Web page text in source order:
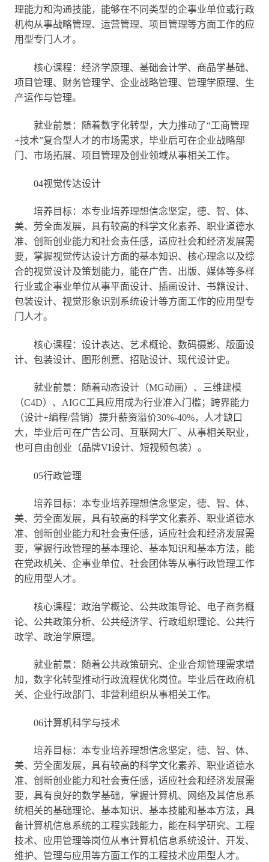
理能力和沟通技能，能够在不同类型的企事业单位或行政
机构从事战略管理、运营管理、项目管理等方面工作的应
用型专门人才。
核心课程：经济学原理、基础会计学、商品学基础、
项目管理、财务管理学、企业战略管理、管理学原理、生
产运作与管理。
就业前景：随着数字化转型，大力推动了“工商管理
+技术”复合型人才的市场需求，毕业后可在企业战略部
门、市场拓展、项目管理及创业领域从事相关工作。
04视觉传达设计
培养目标：本专业培养理想信念坚定，德、智、体、
美、劳全面发展，具有较高的科学文化素养、职业道德水
准、创新创业能力和社会责任感，适应社会和经济发展需
要，掌握视觉传达设计方面的基本知识、核心理念以及综
合的视觉设计及策划能力，能在广告、出版、媒体等多样
行业或企事业单位从事平面设计、插画设计、书籍设计、
包装设计、视觉形象识别系统设计等方面工作的应用型专
门人才。
核心课程：设计表达、艺术概论、数码摄影、版面设
计、包装设计、图形创意、招贴设计、现代设计史。
就业前景：随着动态设计（MG动画）、三维建模
（C4D）、AIGC工具应用成为行业准入门槛；跨界能力
（设计+编程/营销）提升薪资溢价30%-40%，人才缺口
大，毕业后可在广告公司、互联网大厂、从事相关职业，
也可自由创业（品牌VI设计、短视频包装）。
05行政管理
培养目标：本专业培养理想信念坚定，德、智、体、
美、劳全面发展，具有较高的科学文化素养、职业道德水
准、创新创业能力和社会责任感，适应社会和经济发展需
要，掌握行政管理的基本理论、基本知识和基本方法，能
在党政机关、企事业单位、社会团体等从事行政管理工作
的应用型人才。
核心课程：政治学概论、公共政策导论、电子商务概
论、公共政策分析、公共经济学、行政组织理论、公共行
政学、政治学原理。
就业前景：随着公共政策研究、企业合规管理需求增
加，数字化转型推动行政流程优化岗位。毕业后在政府机
关、企业行政部门、非营利组织从事相关工作。
06计算机科学与技术
培养目标：本专业培养理想信念坚定，德、智、体、
美、劳全面发展，具有较高的科学文化素养、职业道德水
准、创新创业能力和社会责任感，适应社会和经济发展需
要，具有良好的数学基础，掌握计算机、网络及其信息系
统相关的基础理论、基本知识、基本技能和基本方法，具
备计算机信息系统的工程实践能力，能在科学研究、工程
技术、应用管理等岗位从事计算机信息系统设计、开发、
维护、管理与应用等方面工作的工程技术应用型人才。